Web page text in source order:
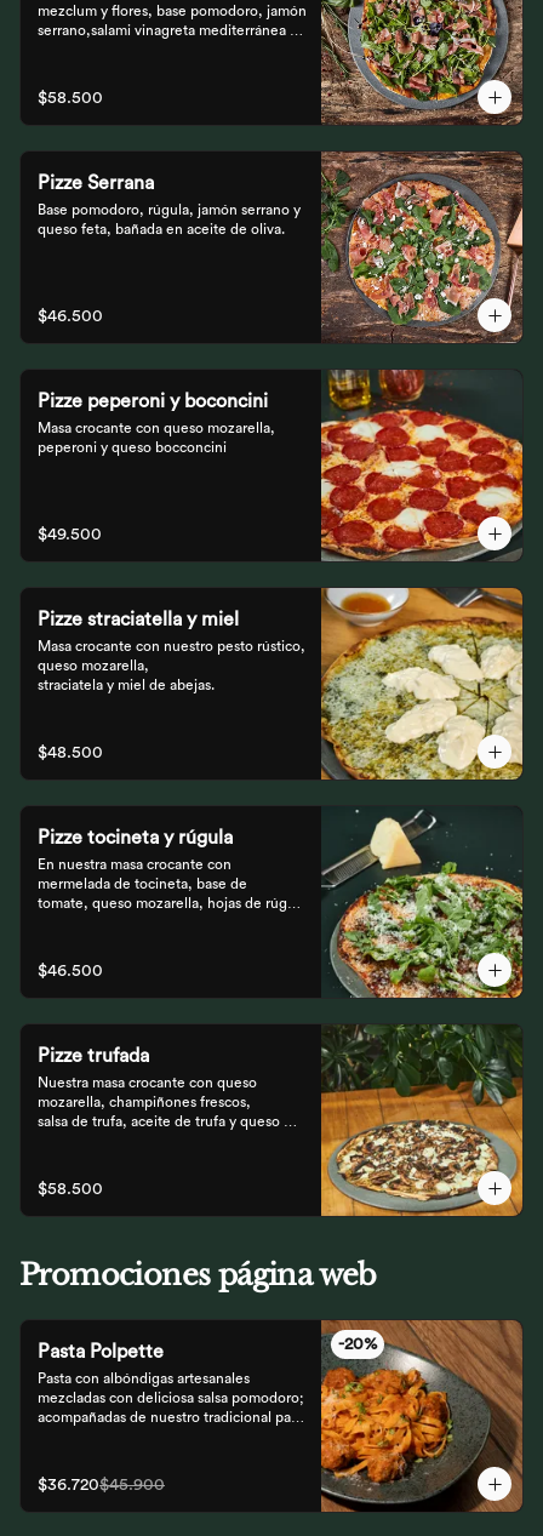
mezclum y flores, base pomodoro, jamón
serrano,salami vinagreta mediterránea y
$58.500
Pizze Serrana
Base pomodoro, rúgula, jamón serrano y
queso feta, bañada en aceite de oliva.
$46.500
Pizze peperoni y boconcini
Masa crocante con queso mozarella,
peperoni y queso bocconcini
$49.500
Pizze straciatella y miel
Masa crocante con nuestro pesto rústico,
queso mozarella,
straciatela y miel de abejas.
$48.500
Pizze tocineta y rúgula
En nuestra masa crocante con
mermelada de tocineta, base de
tomate, queso mozarella, hojas de rúgula
$46.500
Pizze trufada
Nuestra masa crocante con queso
mozarella, champiñones frescos,
salsa de trufa, aceite de trufa y queso
$58.500
Promociones página web
-20%
Pasta Polpette
Pasta con albóndigas artesanales
mezcladas con deliciosa salsa pomodoro;
acompañadas de nuestro tradicional pan
$36.720$45.900